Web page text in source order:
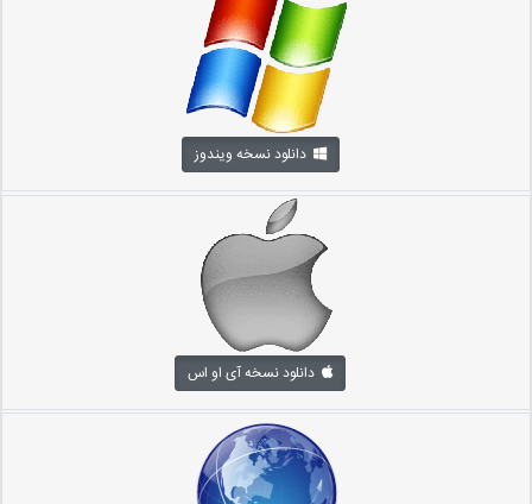
دانلود نسخه ویندوز
دانلود نسخه آی او اس